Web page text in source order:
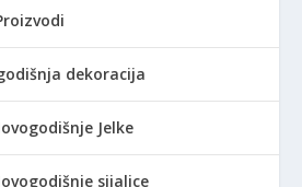
dekoracija
Jelke
sijalice